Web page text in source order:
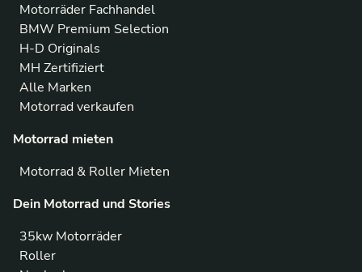
Motorräder Fachhandel
BMW Premium Selection
H-D Originals
MH Zertifiziert
Alle Marken
Motorrad verkaufen
Motorrad mieten
Motorrad & Roller Mieten
Dein Motorrad und Stories
35kw Motorräder
Roller